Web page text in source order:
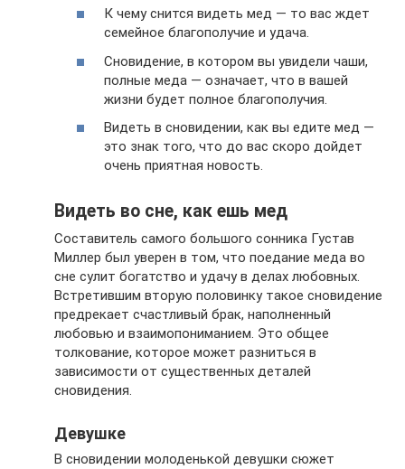
К чему снится видеть мед — то вас ждет
семейное благополучие и удача.
Сновидение, в котором вы увидели чаши,
полные меда — означает, что в вашей
жизни будет полное благополучия.
Видеть в сновидении, как вы едите мед —
это знак того, что до вас скоро дойдет
очень приятная новость.
Видеть во сне, как ешь мед
Составитель самого большого сонника Густав
Миллер был уверен в том, что поедание меда во
сне сулит богатство и удачу в делах любовных.
Встретившим вторую половинку такое сновидение
предрекает счастливый брак, наполненный
любовью и взаимопониманием. Это общее
толкование, которое может разниться в
зависимости от существенных деталей
сновидения.
Девушке
В сновидении молоденькой девушки сюжет